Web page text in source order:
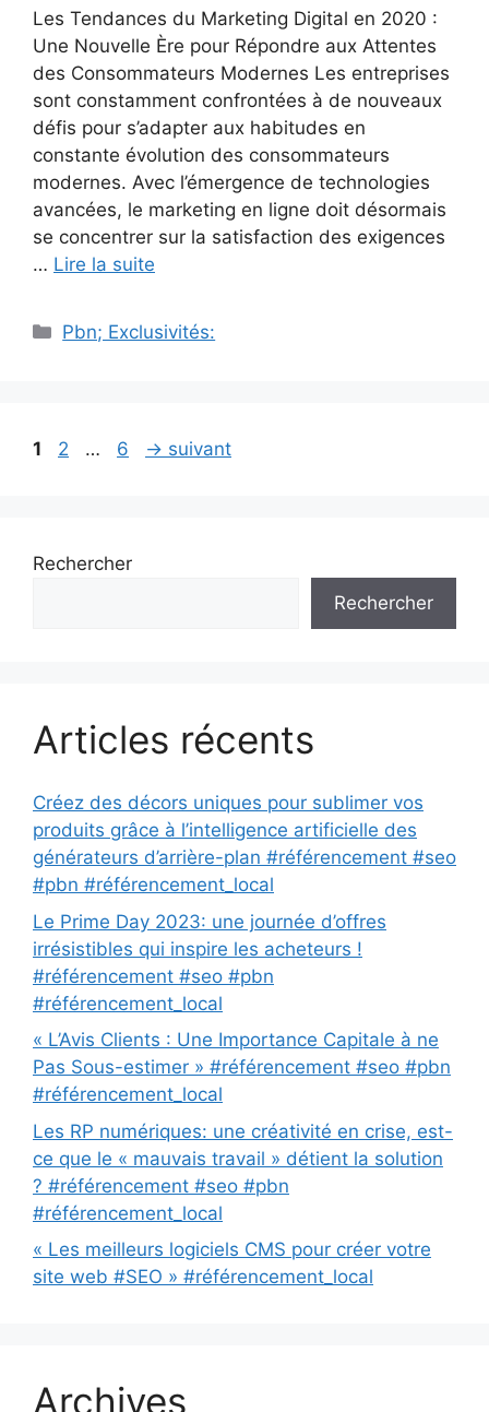
Les Tendances du Marketing Digital en 2020 :
Une Nouvelle Ère pour Répondre aux Attentes
des Consommateurs Modernes Les entreprises
sont constamment confrontées à de nouveaux
défis pour s’adapter aux habitudes en
constante évolution des consommateurs
modernes. Avec l’émergence de technologies
avancées, le marketing en ligne doit désormais
se concentrer sur la satisfaction des exigences
… Lire la suite
Catégories
Pbn; Exclusivités:
Page
1 Page
2 … Page
6 → suivant
Rechercher
Rechercher
Articles récents
Créez des décors uniques pour sublimer vos
produits grâce à l’intelligence artificielle des
générateurs d’arrière-plan #référencement #seo
#pbn #référencement_local
Le Prime Day 2023: une journée d’offres
irrésistibles qui inspire les acheteurs !
#référencement #seo #pbn
#référencement_local
« L’Avis Clients : Une Importance Capitale à ne
Pas Sous-estimer » #référencement #seo #pbn
#référencement_local
Les RP numériques: une créativité en crise, est-
ce que le « mauvais travail » détient la solution
? #référencement #seo #pbn
#référencement_local
« Les meilleurs logiciels CMS pour créer votre
site web #SEO » #référencement_local
Archives